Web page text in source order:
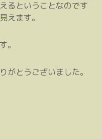
るということなのです
えます。
。
がとうございました。